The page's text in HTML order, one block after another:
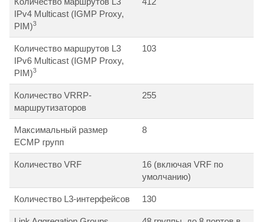
IPv4 Multicast (IGMP Proxy,
PIM)3
Количество маршрутов L3
IPv6 Multicast (IGMP Proxy,
PIM)3
103
Количество VRRP-
маршрутизаторов
255
Максимальный размер
ECMP групп
8
Количество VRF
16 (включая VRF по
умолчанию)
Количество L3-интерфейсов 130